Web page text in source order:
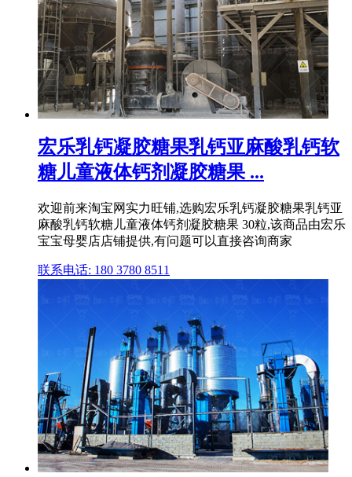
宏乐乳钙凝胶糖果乳钙亚麻酸乳钙软
糖儿童液体钙剂凝胶糖果 ...
欢迎前来淘宝网实力旺铺,选购宏乐乳钙凝胶糖果乳钙亚
麻酸乳钙软糖儿童液体钙剂凝胶糖果 30粒,该商品由宏乐
宝宝母婴店店铺提供,有问题可以直接咨询商家
联系电话: 180 3780 8511